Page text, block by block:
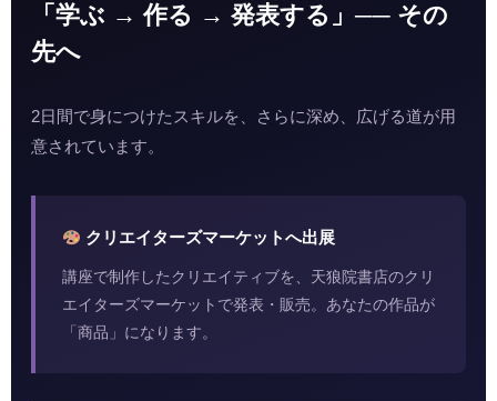
「学ぶ → 作る → 発表する」── その
先へ
2日間で身につけたスキルを、さらに深め、広げる道が用
意されています。
クリエイターズマーケットへ出展
講座で制作したクリエイティブを、天狼院書店のクリ
エイターズマーケットで発表・販売。あなたの作品が
「商品」になります。